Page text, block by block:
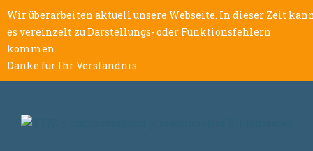
Wir überarbeiten aktuell unsere Webseite. In dieser Zeit
es vereinzelt zu Darstellungs- oder Funktionsfehlern
kommen.
Danke für Ihr Verständnis.